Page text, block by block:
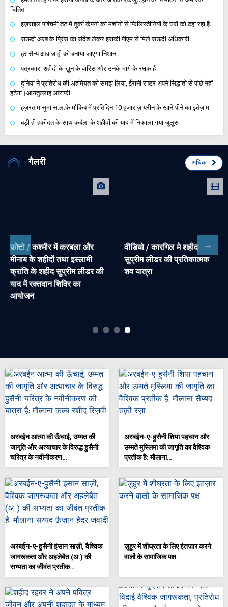
चिंतित
इज़राइल पश्चिमी तट में तुर्की कंपनी की मशीनों से फ़िलिस्तीनियों के घरों को ढहा रहा है
सऊदी अरब के प्रिंस का संदेश लेकर इराकी पीएम से मिले सऊदी अधिकारी
हर सैन्य आवाजाही को बनाया जाएगा निशाना
पत्रकार: शहीदों के ख़ून के वारिस और उनके मार्ग के रक्षक है
दुनिया ने प्रतिरोध की अहमियत को समझ लिया, ईरानी राष्ट्र अपने सिद्धांतों से पीछे नहीं
हटेगा।आयतुल्लाह आराफी
हज़रत मासूमा स.ल.के मौकिब में प्रतिदिन 10 हजार ज़ायरीन के खाने-पीने का इंतेज़ाम
बड़ी ही हकीदत के साथ कर्बला के शहीदों की याद में निकाला गया जुलूस
गैलरी अधिक
फ़ोटो / कश्मीर में करबला और
मीनाब के शहीदों तथा इस्लामी
क्रांति के शहीद सुप्रीम लीडर की
याद में रक्तदान शिविर का
आयोजन
वीडियो / कारगिल मे शहीद
सुप्रीम लीडर की प्रतिकात्मक
शव यात्रा
अरबईन आत्मा की ऊँचाई, उम्मत की
जागृति और अत्याचार के विरुद्ध हुसैनी
चरित्र के नवीनीकरण…
अरबईन-ए-हुसैनी शिया पहचान और
उम्मते मुस्लिमा की जागृति का वैश्विक
प्रतीक है: मौलाना…
अरबईन-ए-हुसैनी इंसान साज़ी, वैश्विक
जागरूकता और अहलेबैत (अ.) की
सभ्यता का जीवंत प्रतीक…
ज़ुहूर में शीघ्रता के लिए इंतज़ार करने
वालों के सामाजिक पक्ष